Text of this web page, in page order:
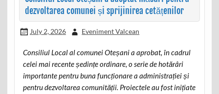
dezvoltarea comunei și sprijinirea cetățenilor
July 2, 2026 Eveniment Valcean
Consiliul Local al comunei Oteșani a aprobat, în cadrul
celei mai recente ședințe ordinare, o serie de hotărâri
importante pentru buna funcționare a administrației și
pentru dezvoltarea comunității. Proiectele au fost inițiate